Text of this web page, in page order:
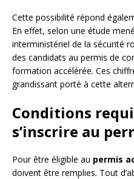
Cette possibilité répond
En effet, selon une étude
interministériel de la sécurité
des candidats au permis de
formation accélérée. Ces
grandissant porté à cette
Conditions
s’inscrire au
Pour être éligible au permis
doivent être remplies. Tout